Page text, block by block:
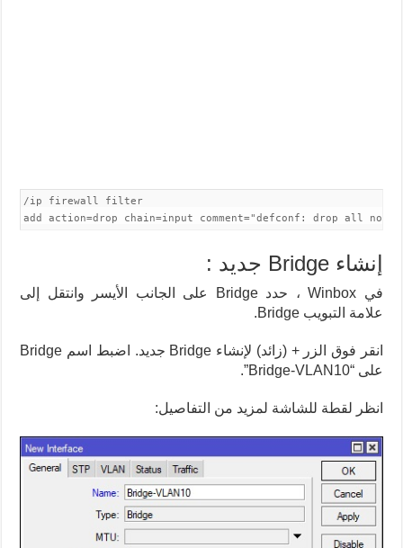
/ip firewall filter
add action=drop chain=input comment="defconf: drop all not
إنشاء Bridge جديد :
في Winbox ، حدد Bridge على الجانب الأيسر وانتقل إلى
علامة التبويب Bridge.
انقر فوق الزر + (زائد) لإنشاء Bridge جديد. اضبط اسم Bridge
على “Bridge-VLAN10”.
انظر لقطة للشاشة لمزيد من التفاصيل: